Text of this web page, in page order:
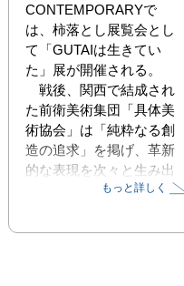
CONTEMPORARYで
は、柿落とし展覧会とし
て「GUTAIは生きてい
た」展が開催される。
戦後、関西で結成され
た前衛美術集団「具体美
術協会」は「純粋なる創
造の追求」を掲げ、革新
的な表現を次々と生み出
した。その存在は
知られ、70年以上を経た
もっと詳しく